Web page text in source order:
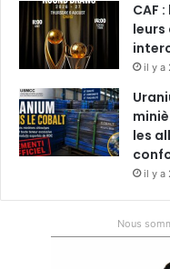
CAF
il y a
les
il y a
Nous